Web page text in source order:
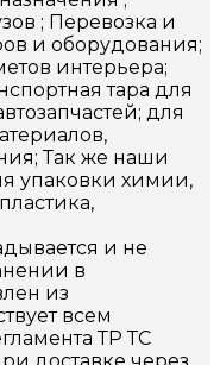
; Перевозка и
и оборудования;
интерьера;
тара для
для
Так же наши
упаковки химии,
и не
в
из
всем
ТР ТС
доставке через